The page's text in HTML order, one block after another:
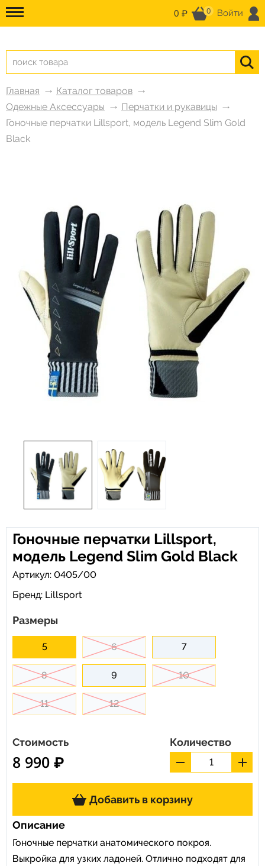
0 ₽ 0 Войти
Главная
Каталог товаров
Одежные Аксессуары
Перчатки и рукавицы
Гоночные перчатки Lillsport, модель Legend Slim Gold
Black
Гоночные перчатки Lillsport,
модель Legend Slim Gold Black
Артикул: 0405/00
Бренд: Lillsport
Размеры
5 6 7
8 9 10
11 12
Стоимость
8 990 ₽
Количество
Добавить в корзину
Описание
Гоночные перчатки анатомического покроя.
Выкройка для узких ладоней. Отлично подходят для